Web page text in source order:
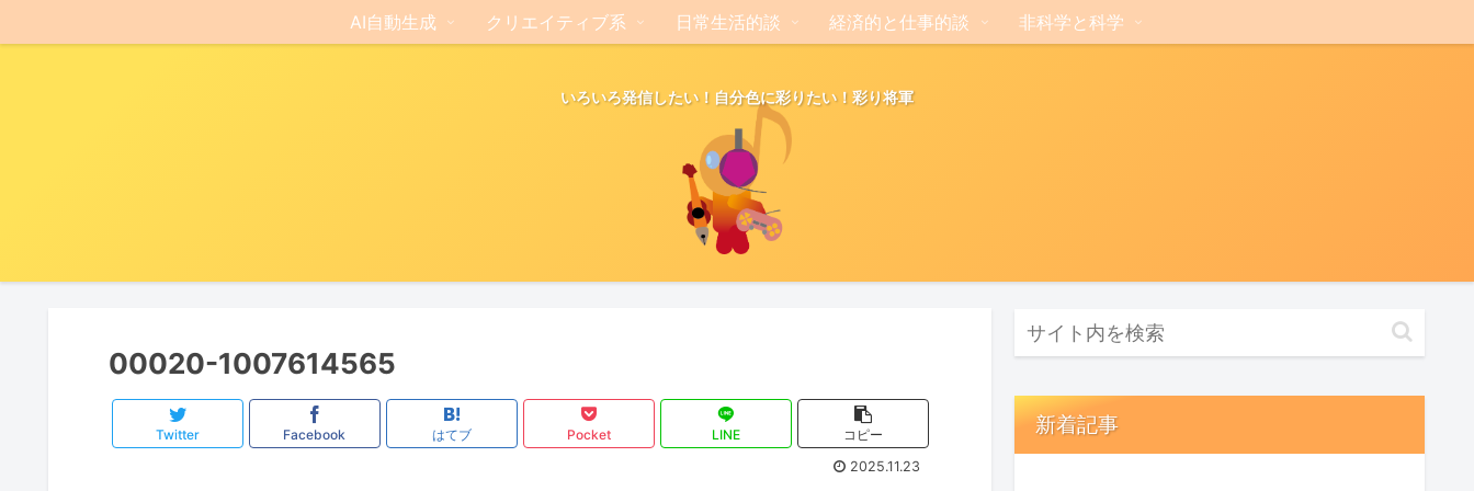
いろいろ発信したい！自分色に彩りたい！彩り将軍
AI自動生成 クリエイティブ系 日常生活的談 経済的と仕事的談 非科学と科学
00020-1007614565
Twitter Facebook はてブ Pocket LINE
コピー
2025.11.23
新着記事